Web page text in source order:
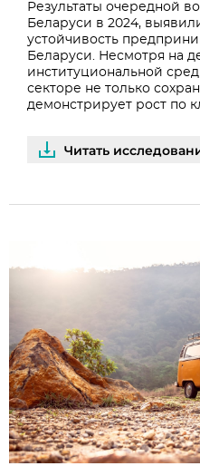
Результаты очередной
Беларуси в 2024,
устойчивость
Беларуси. Несмотря на
институциональной
секторе не только
демонстрирует рост по
Читать